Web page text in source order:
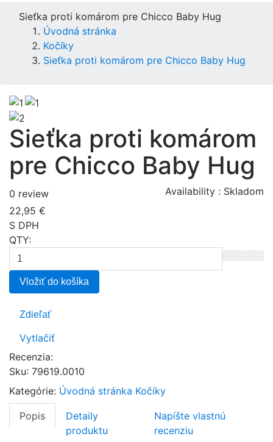
Sieťka proti komárom pre Chicco Baby Hug
Úvodná stránka
Kočíky
Sieťka proti komárom pre Chicco Baby Hug
Sieťka proti komárom
pre Chicco Baby Hug
0 review Availability : Skladom
22,95 €
S DPH
QTY:
Vložiť do košíka
Zdieľať
Vytlačiť
Recenzia:
Sku: 79619.0010
Kategórie: Úvodná stránka Kočíky
Popis
Detaily
produktu
Napíšte vlastnú
recenziu